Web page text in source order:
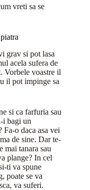
vreti sa se
grav si pot lasa
acela sufera de
Vorbele voastre il
il pot impinge sa
si ca farfuria sau
i bagi un
o daca asa vei
de sine. Dar te-
mai tanara sau
plange? In cel
ti va spune
poate se va
va suferi.